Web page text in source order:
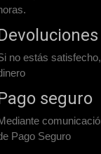
no estás
seguro
Pago Seguro